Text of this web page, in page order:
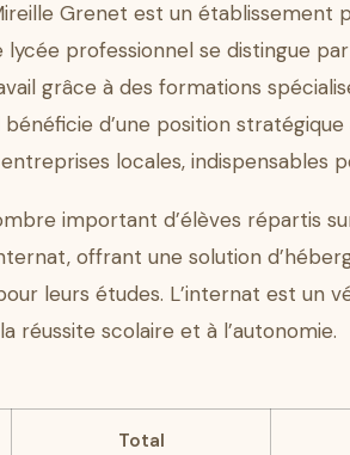
Grenet est un établissement
professionnel se distingue
grâce à des formations
d’une position
locales, indispensables
important d’élèves répartis
offrant une solution
leurs études. L’internat est un
réussite scolaire et à l’autonomie.
Total